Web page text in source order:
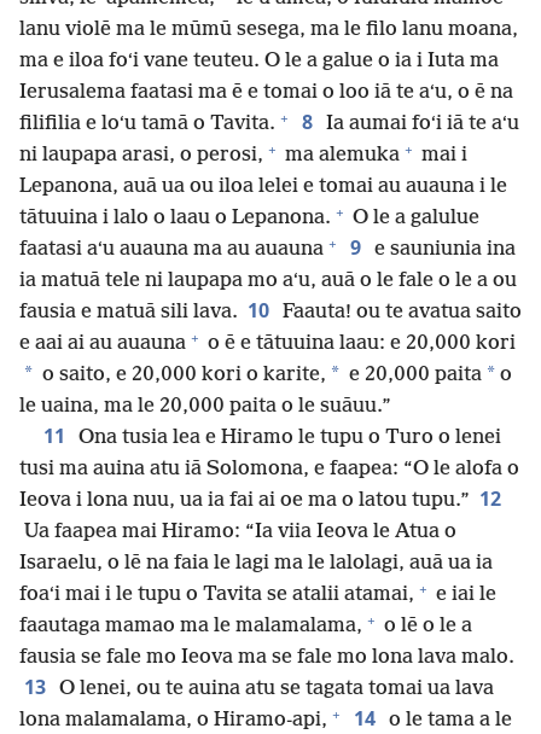
lanu violē ma le mūmū sesega, ma le filo lanu moana,
ma e iloa foʻi vane teuteu. O le a galue o ia i Iuta ma
Ierusalema faatasi ma ē e tomai o loo iā te aʻu, o ē na
filifilia e loʻu tamā o Tavita. + 8 Ia aumai foʻi iā te aʻu
ni laupapa arasi, o perosi, + ma alemuka + mai i
Lepanona, auā ua ou iloa lelei e tomai au auauna i le
tātuuina i lalo o laau o Lepanona. + O le a galulue
faatasi aʻu auauna ma au auauna + 9 e sauniunia ina
ia matuā tele ni laupapa mo aʻu, auā o le fale o le a ou
fausia e matuā sili lava. 10 Faauta! ou te avatua saito
e aai ai au auauna + o ē e tātuuina laau: e 20,000 kori
* o saito, e 20,000 kori o karite, * e 20,000 paita * o
le uaina, ma le 20,000 paita o le suāuu.”
11
Ona tusia lea e Hiramo le tupu o Turo o lenei
tusi ma auina atu iā Solomona, e faapea: “O le alofa o
Ieova i lona nuu, ua ia fai ai oe ma o latou tupu.” 12
Ua faapea mai Hiramo: “Ia viia Ieova le Atua o
Isaraelu, o lē na faia le lagi ma le lalolagi, auā ua ia
foaʻi mai i le tupu o Tavita se atalii atamai, + e iai le
faautaga mamao ma le malamalama, + o lē o le a
fausia se fale mo Ieova ma se fale mo lona lava malo.
13 O lenei, ou te auina atu se tagata tomai ua lava
lona malamalama, o Hiramo-api, + 14 o le tama a le